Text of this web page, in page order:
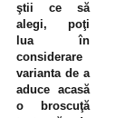
ştii ce să
alegi, poţi
lua în
considerare
varianta de a
aduce acasă
o broscuţă